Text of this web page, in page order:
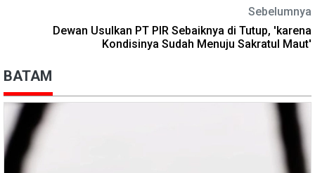
Sebelumnya
Dewan Usulkan PT PIR Sebaiknya di Tutup, 'karena
Kondisinya Sudah Menuju Sakratul Maut'
BATAM